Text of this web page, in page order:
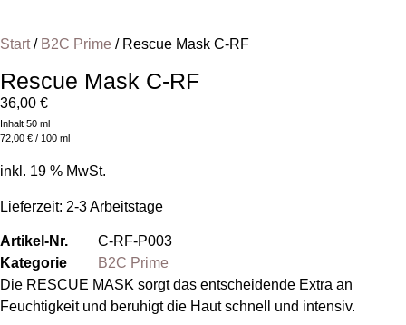
Start/ B2C Prime / Rescue Mask C-RF
Rescue Mask C-RF
36,00 €
Inhalt 50 ml
72,00 € / 100 ml
inkl. 19 % MwSt.
Lieferzeit: 2-3 Arbeitstage
Artikel-Nr.
C-RF-P003
Kategorie
B2C Prime
Die RESCUE MASK sorgt das entscheidende Extra an
Feuchtigkeit und beruhigt die Haut schnell und intensiv.